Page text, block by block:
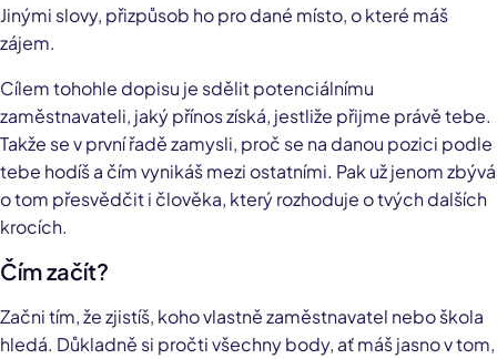
Jinými slovy, přizpůsob ho pro dané místo, o které máš
zájem.
Cílem tohohle dopisu je sdělit potenciálnímu
zaměstnavateli, jaký přínos získá, jestliže přijme právě tebe.
Takže se v první řadě zamysli, proč se na danou pozici podle
tebe hodíš a čím vynikáš mezi ostatními. Pak už jenom zbývá
o tom přesvědčit i člověka, který rozhoduje o tvých dalších
krocích.
Čím začít?
Začni tím, že zjistíš, koho vlastně zaměstnavatel nebo škola
hledá. Důkladně si pročti všechny body, ať máš jasno v tom,